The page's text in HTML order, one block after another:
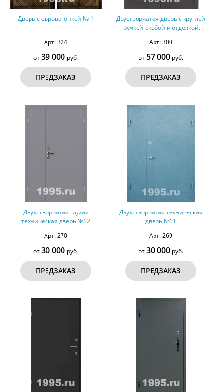
Дверь с евровагонкой № 1
Арт: 324
от39 000 руб.
ПРЕДЗАКАЗ
Двустворчатая дверь с круглой
ручкой-скобой и отделкой
сторон
Арт: 300
от 57 000 руб.
ПРЕДЗАКАЗ
Двухстворчатая глухая
техническая дверь №12
Арт: 270
от30 000 руб.
ПРЕДЗАКАЗ
Двухстворчатая техническая
дверь №11
Арт: 269
от30 000 руб.
ПРЕДЗАКАЗ